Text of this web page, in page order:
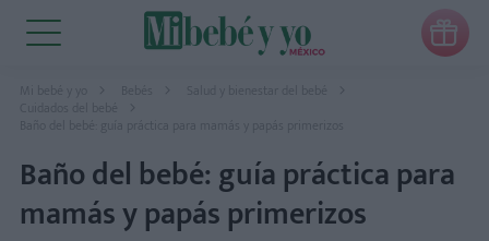

Mi bebé y yo Bebés
Salud y bienestar del bebé
Baño del bebé: guía práctica para mamás y papás primerizos
Baño del bebé: guía práctica para
mamás y papás primerizos